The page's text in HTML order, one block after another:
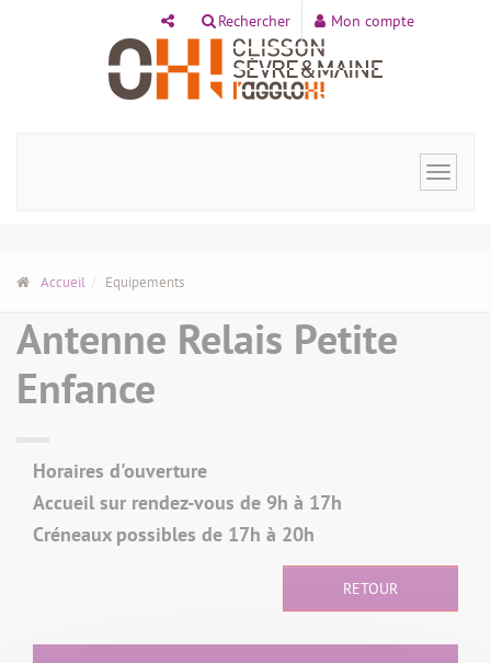
Rechercher Mon compte
Toggle
Accueil Equipements
Antenne Relais Petite
Enfance
Horaires d'ouverture
Accueil sur rendez-vous de 9h à 17h
Créneaux possibles de 17h à 20h
RETOUR
Panneau de gestion des cookies